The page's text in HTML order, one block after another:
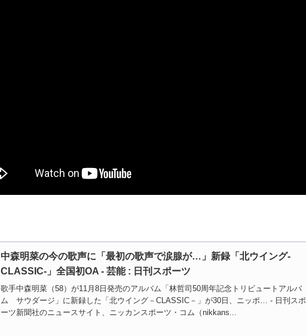
中森明菜の今の歌声に「最初の歌声で涙腺が…」新録「北ウイング-
CLASSIC-」全国初OA - 芸能 : 日刊スポーツ
歌手中森明菜（58）が11月8日発売のアルバム「林哲司50周年記念トリビュートアルバ
ム サウダージ」に新録した「北ウイング－CLASSIC－」が30日、ニッポ… - 日刊スポ
ーツ新聞社のニュースサイト、ニッカンスポーツ・コム（nikkans...